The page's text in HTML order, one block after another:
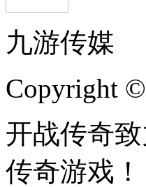
九游传媒
Copyright ©
开战传奇
传奇游戏！